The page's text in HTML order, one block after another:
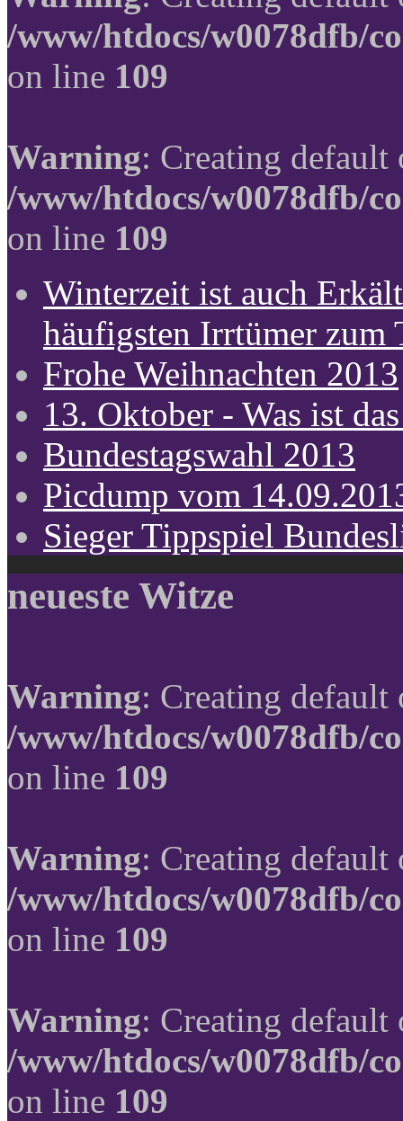
/www/htdocs/w0078dfb/
on line 109
Warning: Creating
/www/htdocs/w0078dfb/
on line 109
Winterzeit ist auch
häufigsten Irrtümer zum
Frohe Weihnachten 2013
13. Oktober - Was ist
Bundestagswahl 2013
Picdump vom
Sieger Tippspiel
neueste Witze
Warning: Creating
/www/htdocs/w0078dfb/
on line 109
Warning: Creating
/www/htdocs/w0078dfb/
on line 109
Warning: Creating
/www/htdocs/w0078dfb/
on line 109